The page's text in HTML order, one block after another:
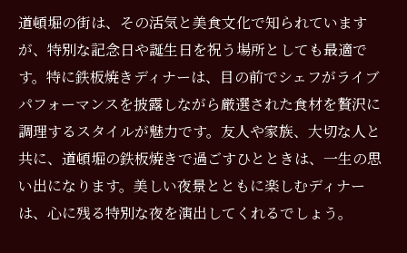
道頓堀の街は、その活気と美食文化で知られています
が、特別な記念日や誕生日を祝う場所としても最適で
す。特に鉄板焼きディナーは、目の前でシェフがライブ
パフォーマンスを披露しながら厳選された食材を贅沢に
調理するスタイルが魅力です。友人や家族、大切な人と
共に、道頓堀の鉄板焼きで過ごすひとときは、一生の思
い出になります。美しい夜景とともに楽しむディナー
は、心に残る特別な夜を演出してくれるでしょう。